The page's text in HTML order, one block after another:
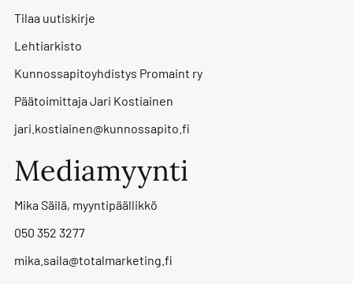
Tilaa uutiskirje
Lehtiarkisto
Kunnossapitoyhdistys Promaint ry
Päätoimittaja Jari Kostiainen
jari.kostiainen@kunnossapito.fi
Mediamyynti
Mika Säilä, myyntipäällikkö
050 352 3277
mika.saila@totalmarketing.fi